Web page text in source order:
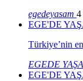
egedeyasam 4
EGE'DE
Türkiye’nin
EGEDE
EGE'DE